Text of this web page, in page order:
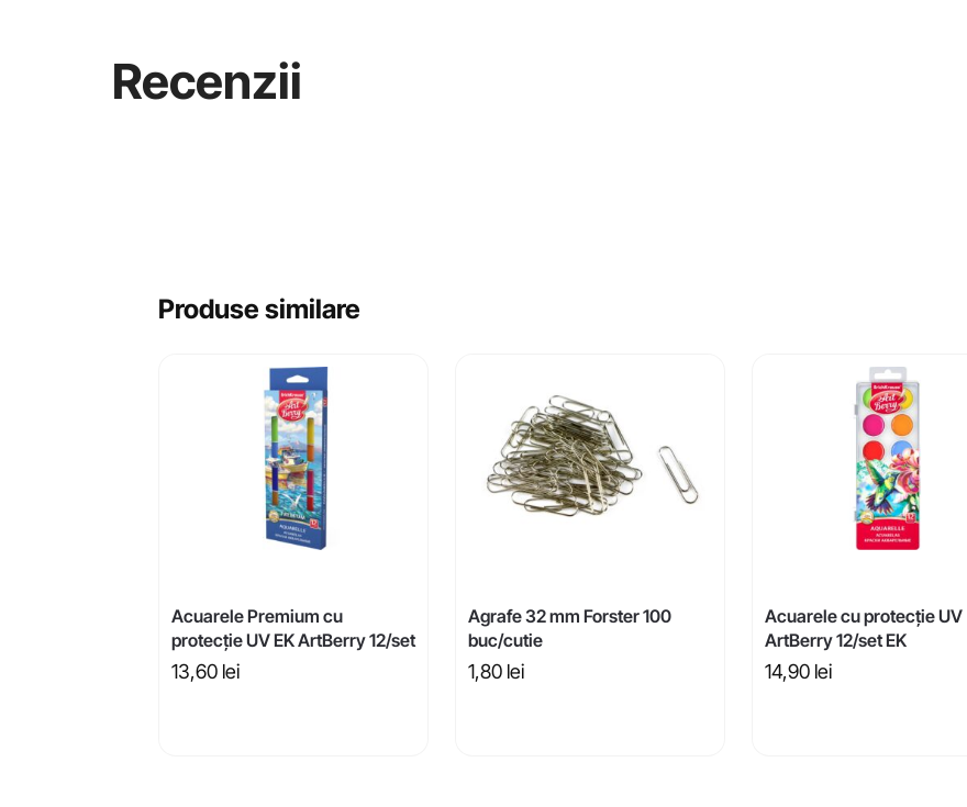
Recenzii
Produse similare
Acuarele Premium cu
protecție UV EK ArtBerry 12/set
13,60 lei
Agrafe 32 mm Forster 100
buc/cutie
1,80 lei
Acuarele cu protecție UV
ArtBerry 12/set EK
14,90 lei